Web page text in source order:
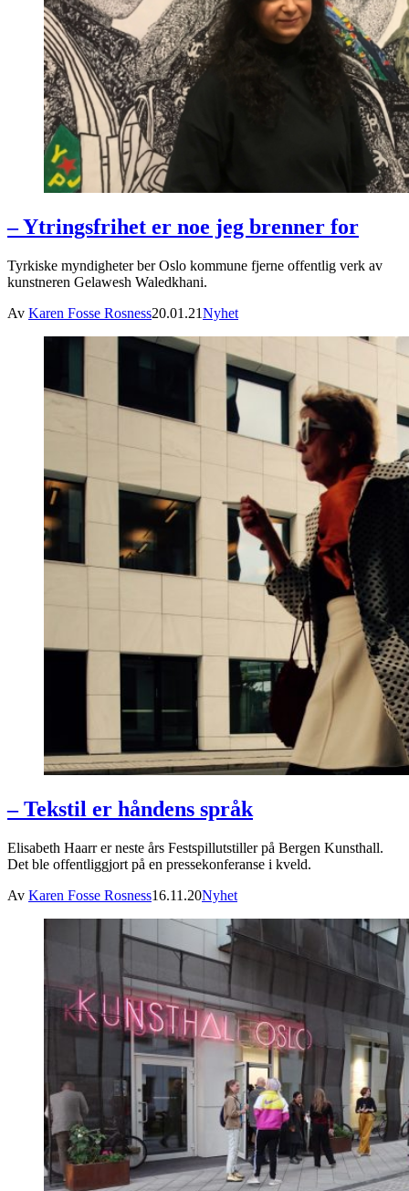
– Ytringsfrihet er noe jeg brenner for
Tyrkiske myndigheter ber Oslo kommune fjerne offentlig verk av
kunstneren Gelawesh Waledkhani.
Av Karen Fosse Rosness20.01.21Nyhet
– Tekstil er håndens språk
Elisabeth Haarr er neste års Festspillutstiller på Bergen Kunsthall.
Det ble offentliggjort på en pressekonferanse i kveld.
Av Karen Fosse Rosness16.11.20Nyhet